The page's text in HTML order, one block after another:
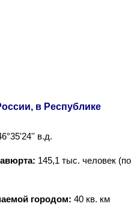
в Республике
в.д.
145,1 тыс. человек (по
городом: 40 кв. км